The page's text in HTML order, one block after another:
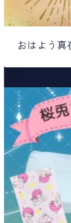
おはよう真